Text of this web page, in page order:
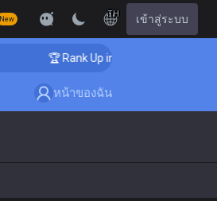
New
TH เข้าสู่ระบบ
🏆 Rank Up in 3 Days! Challenger Coaching
หน้าของฉัน